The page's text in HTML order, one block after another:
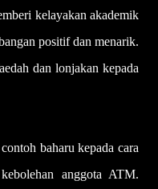
kelayakan akademik
positif dan menarik.
dan lonjakan kepada
baharu kepada cara
anggota ATM.